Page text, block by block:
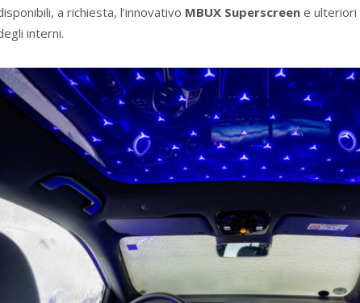
a richiesta, l’innovativo MBUX Superscreene ulteriori
interni.